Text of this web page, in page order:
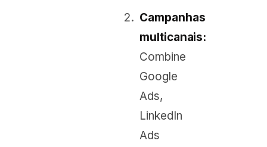
Campanhas
multicanais:
Combine
Google
Ads,
LinkedIn
Ads